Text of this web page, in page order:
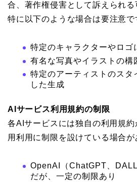
合、著作権侵害として訴えられる
特に以下のような場合は要注意で
特定のキャラクターやロゴ
有名な写真やイラストの構
特定のアーティストのスタ
した生成
AIサービス利用規約の制限
各AIサービスには独自の利用規
用利用に制限を設けている場合が
OpenAI（ChatGPT、
だが、一定の制限あり